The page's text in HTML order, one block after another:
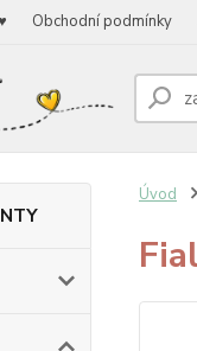
Obchodní podmínky
Úvod